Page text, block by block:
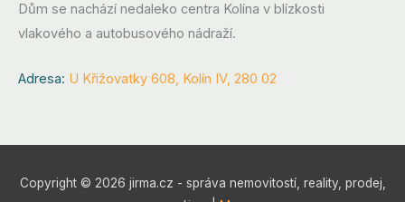
Dům se nachází nedaleko centra Kolína v blízkosti
vlakového a autobusového nádraží.
Adresa: U Křižovatky 608, Kolín IV, 280 02
Copyright © 2026 jirma.cz - správa nemovitostí, reality, prodej,